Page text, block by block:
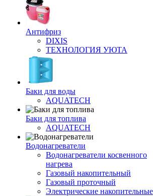
Антифриз
DIXIS
ТЕХНОЛОГИЯ УЮТА
Баки для воды
AQUATECH
Баки для топлива
AQUATECH
Водонагреватели
Водонагреватели косвенного
нагрева
Газовый накопительный
Газовый проточный
Электрические накопительные